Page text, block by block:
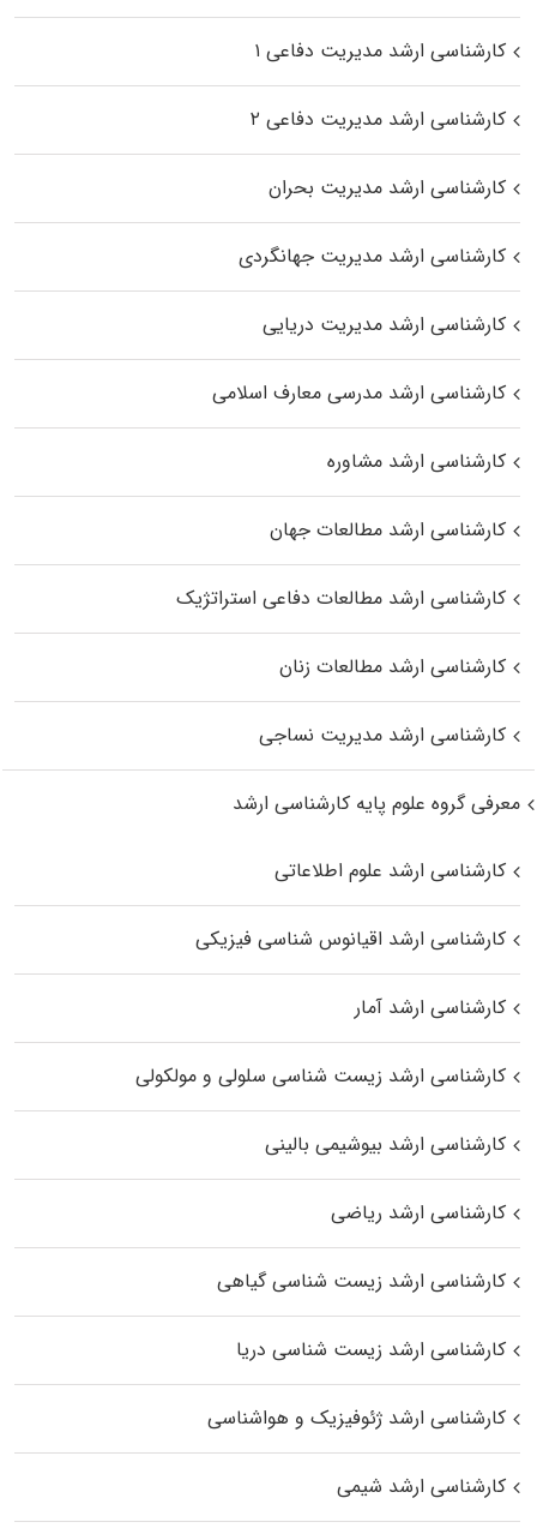
کارشناسی ارشد مدیریت دفاعی ۱
کارشناسی ارشد مدیریت دفاعی ۲
کارشناسی ارشد مدیریت بحران
کارشناسی ارشد مدیریت جهانگردی
کارشناسی ارشد مدیریت دریایی
کارشناسی ارشد مدرسی معارف اسلامی
کارشناسی ارشد مشاوره
کارشناسی ارشد مطالعات جهان
کارشناسی ارشد مطالعات دفاعی استراتژیک
کارشناسی ارشد مطالعات زنان
کارشناسی ارشد مدیریت نساجی
معرفی گروه علوم پایه کارشناسی ارشد
کارشناسی ارشد علوم اطلاعاتی
کارشناسی ارشد اقیانوس‌ شناسی فیزیکی
کارشناسی ارشد آمار
کارشناسی ارشد زیست شناسی سلولی و مولکولی
کارشناسی ارشد بیوشیمی بالینی
کارشناسی ارشد ریاضی
کارشناسی ارشد زیست‌ شناسی گیاهی
کارشناسی ارشد زیست‌ شناسی دریا
کارشناسی ارشد ژئوفیزیک و هواشناسی
کارشناسی ارشد شیمی